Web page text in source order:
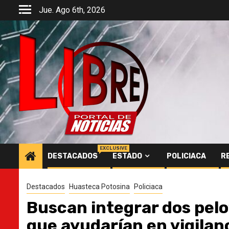
Saltar
contenido
Jue. Ago 6th, 2026
DESTACADOS
EXCLUSIVE
ESTADO POLICIACA
Destacados Huasteca Potosina Policiaca
Buscan integrar dos